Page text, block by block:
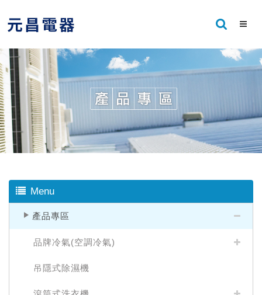
Menu
產品專區
品牌冷氣(空調冷氣)
吊隱式除濕機